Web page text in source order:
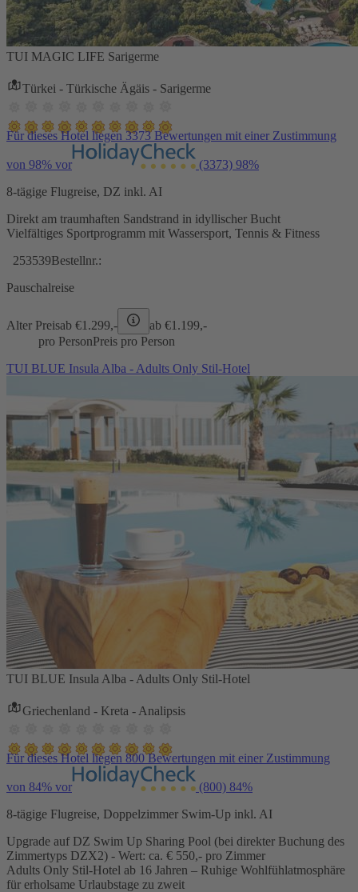
TUI MAGIC LIFE Sarigerme
Türkei - Türkische Ägäis - Sarigerme
Für dieses Hotel liegen 3373 Bewertungen mit einer Zustimmung
von 98% vor (3373) 98%
8-tägige Flugreise, DZ inkl. AI
Direkt am traumhaften Sandstrand in idyllischer Bucht
Vielfältiges Sportprogramm mit Wassersport, Tennis & Fitness
253539Bestellnr.:
Pauschalreise
Alter Preisab €1.299,- ab €1.199,-
pro PersonPreis pro Person
TUI BLUE Insula Alba - Adults Only Stil-Hotel
TUI BLUE Insula Alba - Adults Only Stil-Hotel
Griechenland - Kreta - Analipsis
Für dieses Hotel liegen 800 Bewertungen mit einer Zustimmung
von 84% vor (800) 84%
8-tägige Flugreise, Doppelzimmer Swim-Up inkl. AI
Upgrade auf DZ Swim Up Sharing Pool (bei direkter Buchung des
Zimmertyps DZX2) - Wert: ca. € 550,- pro Zimmer
Adults Only Stil-Hotel ab 16 Jahren – Ruhige Wohlfühlatmosphäre
für erholsame Urlaubstage zu zweit